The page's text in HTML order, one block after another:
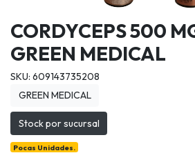
CORDYCEPS 500
GREEN MEDICAL
SKU: 609143735208
GREEN MEDICAL
Stock por sucursal
Pocas Unidades.